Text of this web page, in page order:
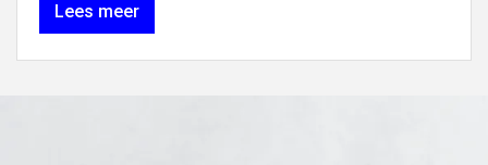
Lees meer